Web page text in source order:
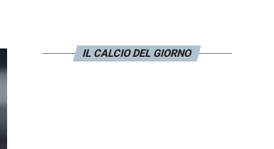
IL CALCIO DEL GIORNO